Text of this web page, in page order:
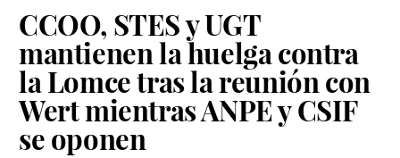
CCOO, STES y UGT
mantienen la huelga contra
la Lomce tras la reunión con
Wert mientras ANPE y CSIF
se oponen